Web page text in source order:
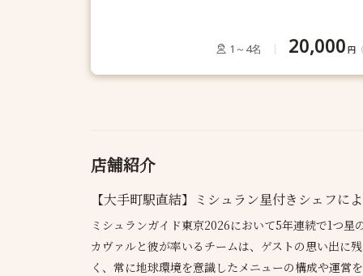
1～4名 20,000 円
店舗紹介
【大手町駅直結】ミシュラン星付きシェフに
ミシュランガイド東京2026において5年連続で1つ
カヴァルと彼が率いるチームは、ゲストの思い出に
く、常に地球環境を意識したメニューの構成や運営